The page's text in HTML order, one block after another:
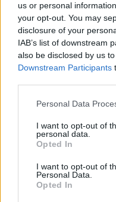
us or personal
your opt-out. You may
disclosure of your
IAB’s list of downstream
also be disclosed by us
Downstream Participants
Please note that this
not limited to your visit or
grant or deny consent to
use your data for below
consent section.
Personal Data
I want to opt-out of
personal data.
Opted In
I want to opt-out of
Personal Data.
Opted In
Wataha wilków, a każdy
Co za look!
Ciekawostki